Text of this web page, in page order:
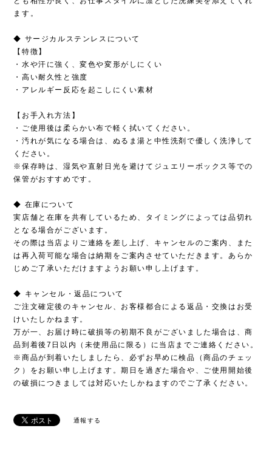
ます。
◆ サージカルステンレスについて
【特徴】
・水や汗に強く、変色や変形がしにくい
・高い耐久性と強度
・アレルギー反応を起こしにくい素材
【お手入れ方法】
・ご使用後は柔らかい布で軽く拭いてください。
・汚れが気になる場合は、ぬるま湯と中性洗剤で優しく洗浄して
ください。
※保存時は、湿気や直射日光を避けてジュエリーボックス等での
保管がおすすめです。
◆ 在庫について
実店舗と在庫を共有しているため、タイミングによっては品切れ
となる場合がございます。
その際は当店よりご連絡を差し上げ、キャンセルのご案内、また
は再入荷可能な場合は納期をご案内させていただきます。あらか
じめご了承いただけますようお願い申し上げます。
◆ キャンセル・返品について
ご注文確定後のキャンセル、お客様都合による返品・交換はお受
けいたしかねます。
万が一、お届け時に破損等の初期不良がございました場合は、商
品到着後7日以内（未使用品に限る）に当店までご連絡ください。
※商品が到着いたしましたら、必ずお早めに検品（商品のチェッ
ク）をお願い申し上げます。期日を過ぎた場合や、ご使用開始後
の破損につきましては対応いたしかねますのでご了承ください。
通報する